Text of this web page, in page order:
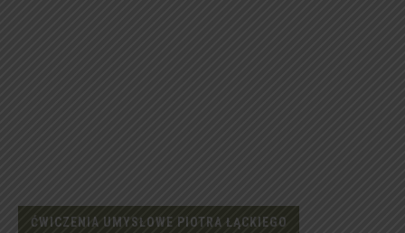
ĆWICZENIA UMYSŁOWE PIOTRA ŁĄCKIEGO